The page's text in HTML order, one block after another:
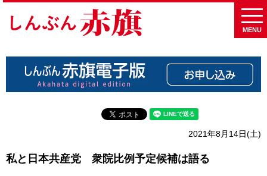
MENU
2021年8月14日(土)
私と日本共産党 衆院比例予定候補は語る